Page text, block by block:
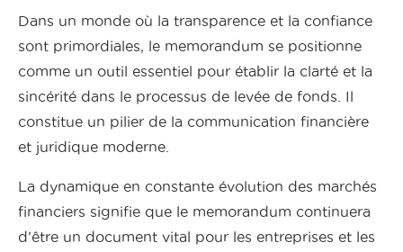
Dans un monde où la transparence et la confiance
sont primordiales, le memorandum se positionne
comme un outil essentiel pour établir la clarté et la
sincérité dans le processus de levée de fonds. Il
constitue un pilier de la communication financière
et juridique moderne.
La dynamique en constante évolution des marchés
financiers signifie que le memorandum continuera
d’être un document vital pour les entreprises et les